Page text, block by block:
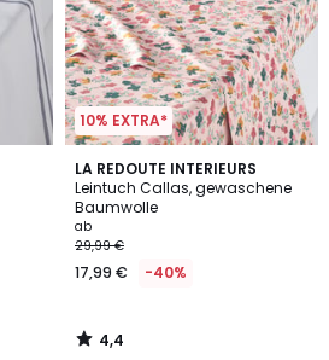
10% EXTRA*
LA REDOUTE INTERIEURS
Leintuch Callas, gewaschene
Baumwolle
ab
29,99 €
17,99 € -40%
4,4
/ 5
4,4
/